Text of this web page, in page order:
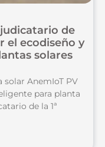
de
el ecodiseño y
solares
AnemIoT PV
para planta
de la 1ª